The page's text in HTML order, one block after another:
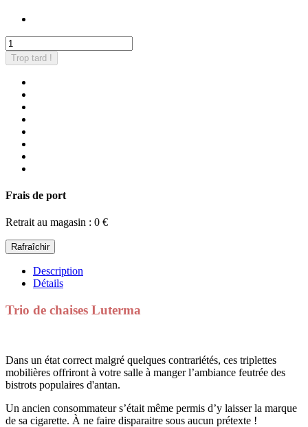
Trop tard !
Frais de port
Retrait au magasin : 0 €
Description
Détails
Trio de chaises Luterma
Dans un état correct malgré quelques contrariétés, ces triplettes
mobilières offriront à votre salle à manger l’ambiance feutrée des
bistrots populaires d'antan.
Un ancien consommateur s’était même permis d’y laisser la marque
de sa cigarette. À ne faire disparaitre sous aucun prétexte !